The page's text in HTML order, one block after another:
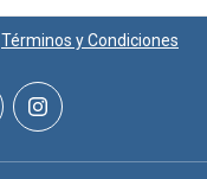
Términos y Condiciones